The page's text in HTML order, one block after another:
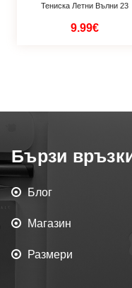
Тениска Летни Вълни 23
9.99€
Бързи
Блог
Магазин
Размери